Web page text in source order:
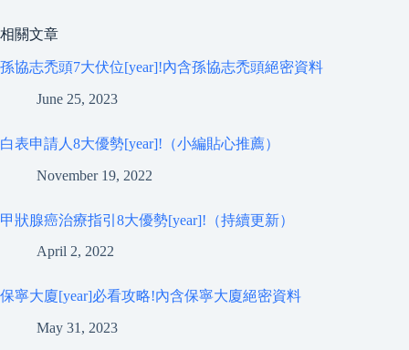
相關文章
孫協志禿頭7大伏位[year]!內含孫協志禿頭絕密資料
June 25, 2023
白表申請人8大優勢[year]!（小編貼心推薦）
November 19, 2022
甲狀腺癌治療指引8大優勢[year]!（持續更新）
April 2, 2022
保寧大廈[year]必看攻略!內含保寧大廈絕密資料
May 31, 2023